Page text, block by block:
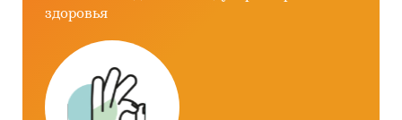
мебели
Экономические характеристики рынка
Влияние макросреды
Оценка степени конкуренции
здоровья